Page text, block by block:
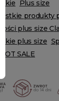
Plus size
produkty
plus size
plus size
HOT SALE